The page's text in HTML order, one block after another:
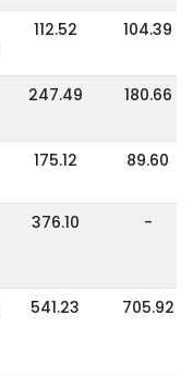
112.52 104.39
247.49 180.66
175.12 89.60
376.10 -
541.23 705.92